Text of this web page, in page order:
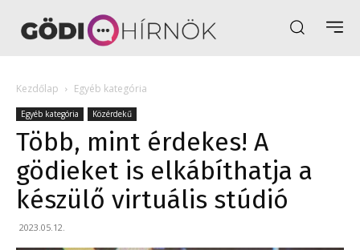
Kezdőlap Egyéb kategória
Egyéb kategória Közérdekű
Több, mint érdekes! A
gödieket is elkábíthatja a
készülő virtuális stúdió
2023.05.12.